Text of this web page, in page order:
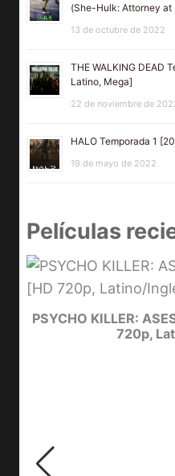
(She-Hulk: Attorney at
13 de octubre de 2022
THE WALKING DEAD
Latino, Mega]
22 de noviembre de
HALO Temporada 1
19 de mayo de 2022
Películas
PSYCHO KILLER:
720p,